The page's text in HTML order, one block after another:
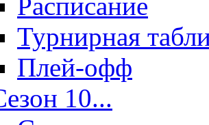
Турнирная
Плей-офф
10...